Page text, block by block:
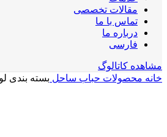
مقالات تخصصی
تماس با ما
درباره ما
فارسی
مشاهده کاتالوگ
خانه محصولات حباب ساحل بسته بندی